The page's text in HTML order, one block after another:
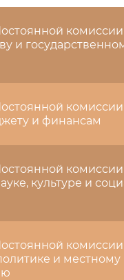
и
и финансам
культуре и
и местному